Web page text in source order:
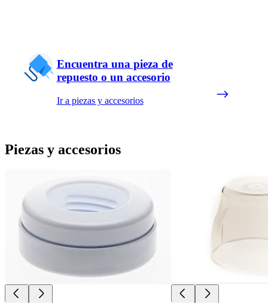
Encuentra una pieza de
repuesto o un accesorio
Ir a piezas y accesorios
Piezas y accesorios